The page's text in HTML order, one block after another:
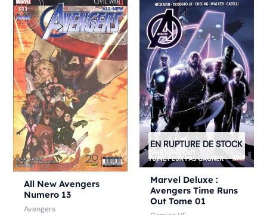
All New Avengers
Numero 13
Avengers
EN RUPTURE DE STOCK
Marvel Deluxe :
Avengers Time Runs
Out Tome 01